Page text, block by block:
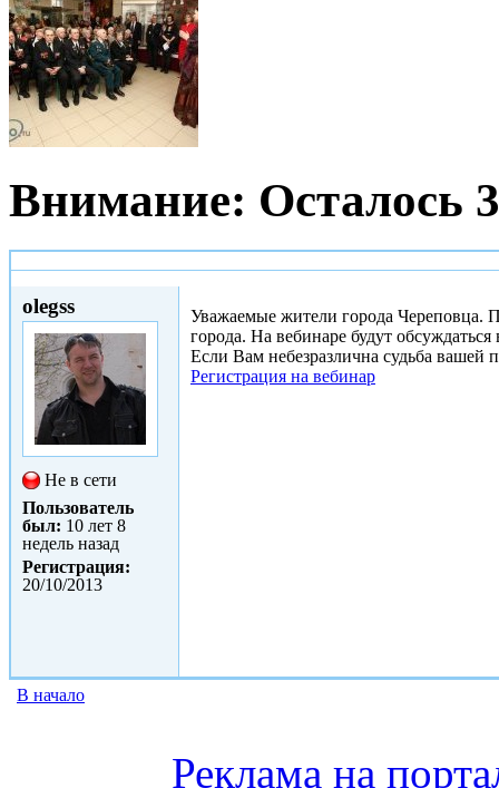
Внимание: Осталось
olegss
Не в сети
Пользователь
был: 10 лет 8
недель назад
Регистрация:
20/10/2013
Уважаемые жители города Череповца.
города. На вебинаре будут
Если Вам небезразлична судьба вашей
Регистрация на вебинар
В начало
Реклама на